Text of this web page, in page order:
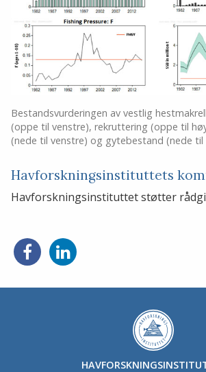
Bestandsvurderingen av vestlig
(oppe til venstre), rekruttering (oppe til
(nede til venstre) og gytebestand (nede til
Havforskningsinstituttets
Havforskningsinstituttet støtter
Del
på
Del
på